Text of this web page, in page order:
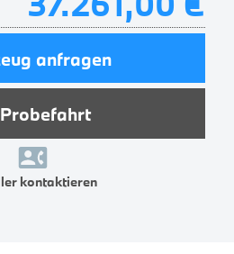
anfragen
Probefahrt
kontaktieren